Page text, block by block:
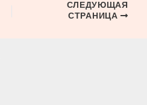
СЛЕДУЮЩАЯ
СТРАНИЦА